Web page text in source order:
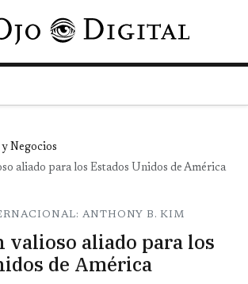
Pasar al contenido principal
Negocios
aliado para los Estados Unidos de América
ANTHONY B. KIM
valioso aliado para los
de América